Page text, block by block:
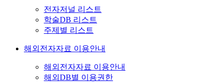
전자저널 리스트
학술DB 리스트
주제별 리스트
해외전자자료 이용안내
해외전자자료 이용안내
해외DB별 이용권한